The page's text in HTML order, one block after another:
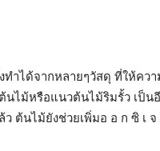
ทำได้จากหลายๆวัสดุ ที่ให้ค
ไม้หรือแนวต้นไม้ริมรั้ว เป็น
ต้นไม้ยังช่วยเพิ่มอ อ ก ซิ เ